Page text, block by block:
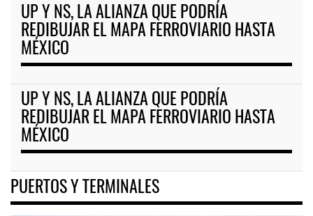
UP Y NS, LA ALIANZA QUE PODRÍA
REDIBUJAR EL MAPA FERROVIARIO HASTA
MÉXICO
UP Y NS, LA ALIANZA QUE PODRÍA
REDIBUJAR EL MAPA FERROVIARIO HASTA
MÉXICO
PUERTOS Y TERMINALES